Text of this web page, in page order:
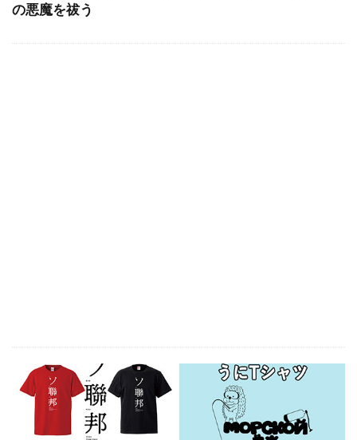
の悪魔を祓う